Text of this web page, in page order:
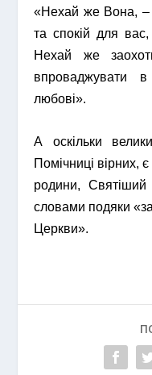
«Нехай же Вона, –
та спокій для вас,
Нехай же
впроваджувати
любові».
А оскільки
Помічниці вірних,
родини,
словами подяки
Церкви».